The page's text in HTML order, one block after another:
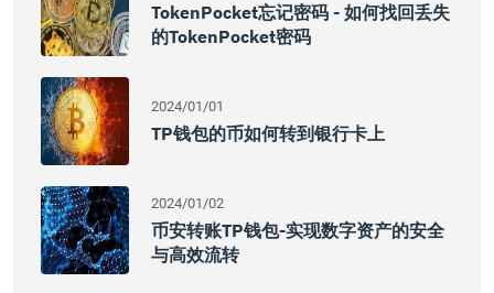
TokenPocket忘记密码 - 如何找回丢失
的TokenPocket密码
2024/01/01
TP钱包的币如何转到银行卡上
2024/01/02
币安转账TP钱包-实现数字资产的安全
与高效流转